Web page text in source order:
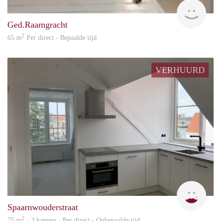
Ged.Raamgracht
65 m2 Per direct - Bepaalde tijd
VERHUURD
Spaarnwouderstraat
2